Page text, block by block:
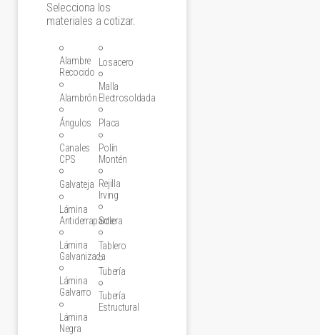
Selecciona los
materiales a cotizar.
Alambre
Recocido
Alambrón
Ángulos
Canales
CPS
Galvateja
Lámina
Antiderrapante
Lámina
Galvanizada
Lámina
Galvarro
Lámina
Negra
Losacero
Malla
Electrosoldada
Placa
Polín
Montén
Rejilla
Irving
Solera
Tablero
Tubería
Tubería
Estructural